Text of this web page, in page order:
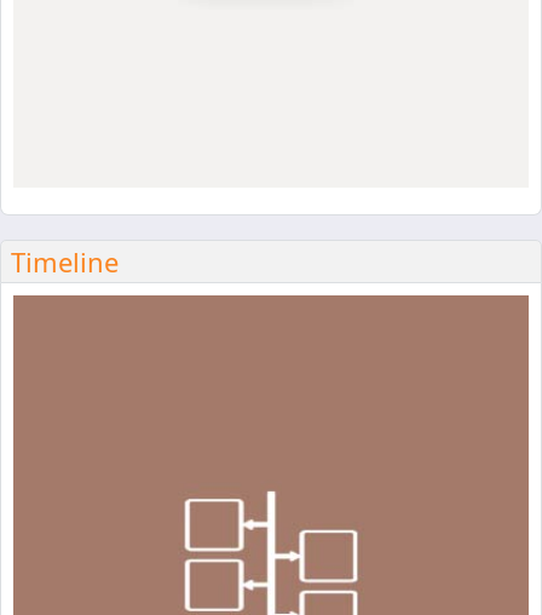
Timeline